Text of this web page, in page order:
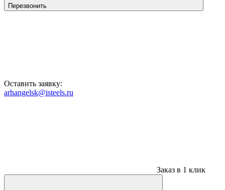
Перезвонить
Оставить заявку:
arhangelsk@isteels.ru
Заказ в 1 клик